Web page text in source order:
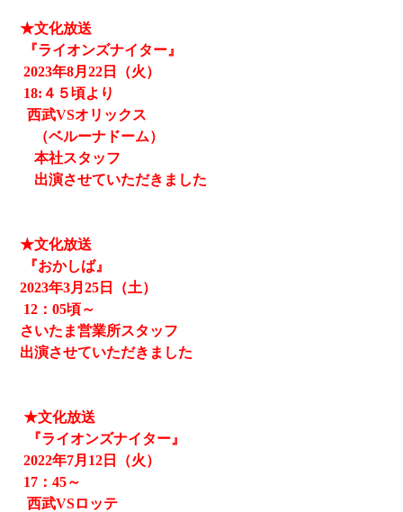
★文化放送
『ライオンズナイター』
2023年8月22日（火）
18:４５頃より
西武VSオリックス
（ベルーナドーム）
本社スタッフ
出演させていただきました
★文化放送
『おかしば』
2023年3月25日（土）
12 ：05頃～
さいたま営業所スタッフ
出演させていただきました
★文化放送
『ライオンズナイター』
2022年7月 12 日（火）
17 ：45～
西武VSロッテ